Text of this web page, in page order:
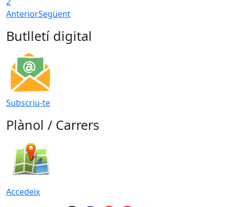
AnteriorSegüent
Butlletí digital
Subscriu-te
Plànol / Carrers
Accedeix